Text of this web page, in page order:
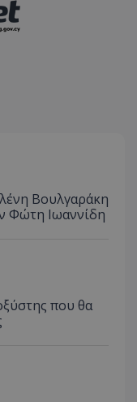
Βουλγαράκη
Φώτη Ιωαννίδη
που θα